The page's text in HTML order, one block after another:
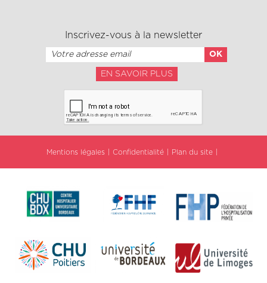
Inscrivez-vous à la newsletter
EN SAVOIR PLUS
Mentions légales Confidentialité Plan du site